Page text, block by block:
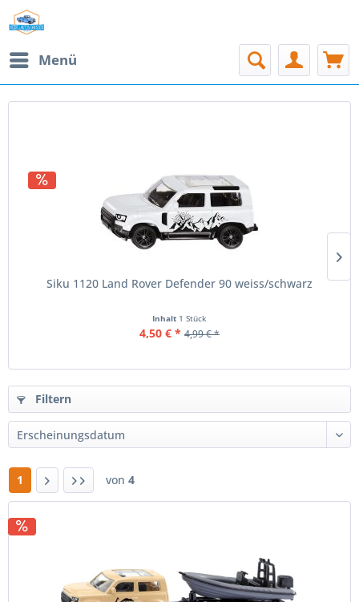
Menü
Siku 1120 Land Rover Defender 90 weiss/schwarz
Inhalt 1 Stück
4,50 € * 4,99 € *
Filtern
1 von 4